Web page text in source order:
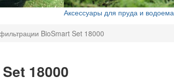
Аксессуары для пруда и водоема
BioSmart Set 18000
18000